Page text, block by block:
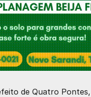
de Quatro Pontes,